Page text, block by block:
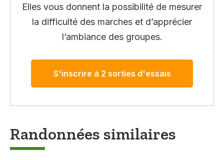
Elles vous donnent la possibilité de mesurer
la difficulté des marches et d’apprécier
l’ambiance des groupes.
S'inscrire à 2 sorties d'essais
Randonnées similaires